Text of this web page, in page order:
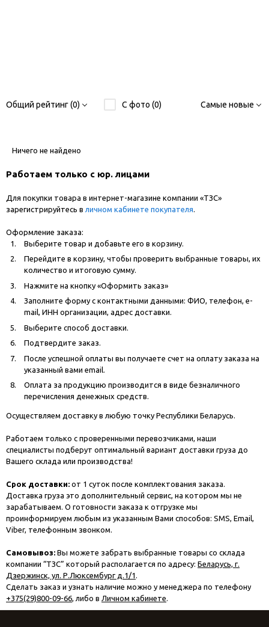
Общий рейтинг (0) С фото (0) Самые новые
Ничего не найдено
Работаем только с юр. лицами
Для покупки товара в интернет-магазине компании «ТЗС»
зарегистрируйтесь в личном кабинете покупателя.
Оформление заказа:
Выберите товар и добавьте его в корзину.
Перейдите в корзину, чтобы проверить выбранные товары, их
количество и итоговую сумму.
Нажмите на кнопку «Оформить заказ»
Заполните форму с контактными данными: ФИО, телефон, e-
mail, ИНН организации, адрес доставки.
Выберите способ доставки.
Подтвердите заказ.
После успешной оплаты вы получаете счет на оплату заказа на
указанный вами email.
Оплата за продукцию производится в виде безналичного
перечисления денежных средств.
Осуществляем доставку в любую точку Республики Беларусь.
Работаем только с проверенными перевозчиками, наши
специалисты подберут оптимальный вариант доставки груза до
Вашего склада или производства!
Срок доставки: от 1 суток после комплектования заказа.
Доставка груза это дополнительный сервис, на котором мы не
зарабатываем. О готовности заказа к отгрузке мы
проинформируем любым из указанным Вами способов: SMS, Email,
Viber, телефонным звонком.
Самовывоз: Вы можете забрать выбранные товары со склада
компании “ТЗС” который располагается по адресу: Беларусь, г.
Дзержинск, ул. Р.Люксембург д.1/1 .
Сделать заказ и узнать наличие можно у менеджера по телефону
+375(29)800-09-66, либо в Личном кабинете.